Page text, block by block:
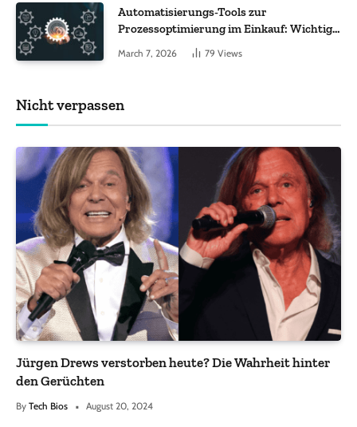
Automatisierungs-Tools zur
Prozessoptimierung im Einkauf: Wichtige
Funktionen, auf die Sie achten sollten
March 7, 2026 79 Views
Nicht verpassen
Jürgen Drews verstorben heute? Die Wahrheit hinter
den Gerüchten
By Tech Bios August 20, 2024